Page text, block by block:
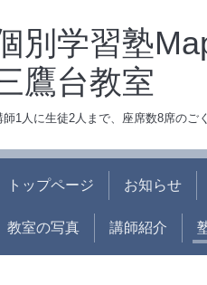
別学習塾
鷹台教室
師1人に生徒2人まで、座席数8席のご
トップページ お知らせ
教室の写真 講師紹介